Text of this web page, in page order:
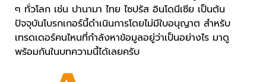
ๆ ทั่วโลก เช่น ปานามา ไทย ไซปรัส อินโดนีเซีย เป็นต้น
ปัจจุบันโบรกเกอร์นี้ดำเนินการโดยไม่มีใบอนุญาต สำหรับ
เทรดเดอร์คนไหนที่กำลังหาข้อมูลอยู่ว่าเป็นอย่างไร มาดู
พร้อมกันในบทความนี้ได้เลยครับ